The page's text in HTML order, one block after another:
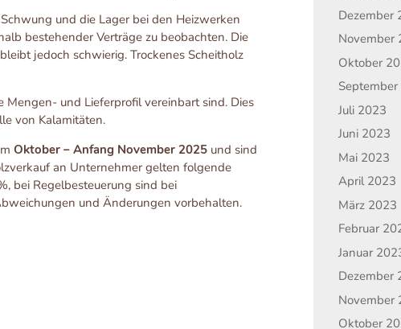
und die Lager bei den Heizwerken
bestehender Verträge zu beobachten. Die
jedoch schwierig. Trockenes Scheitholz
Mengen- und Lieferprofil vereinbart sind. Dies
von Kalamitäten.
Oktober – Anfang November 2025 und sind
an Unternehmer gelten folgende
bei Regelbesteuerung sind bei
und Änderungen vorbehalten.
Dezember
November
Oktober
Juli 2023
Juni 2023
Mai 2023
April 2023
März 2023
Februar
Januar
Dezember
November
Oktober